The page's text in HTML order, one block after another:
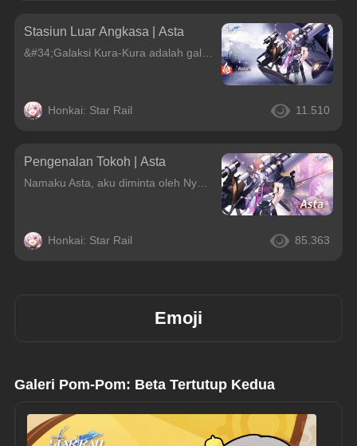
Stasiun Luar Angkasa | Asta
Honkai: Star Rail 11.510
Pengenalan Tokoh | Asta
Namaku Asta, aku diminta oleh Nyonya Herta untuk mengurus Stasiun Luar Angkasa ini.
Honkai: Star Rail 85.363
Emoji
Galeri Pom-Pom: Beta Tertutup Kedua